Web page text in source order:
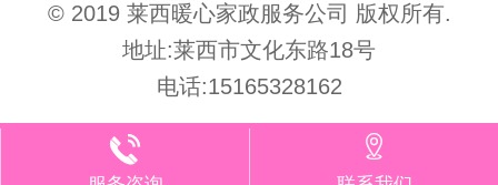
© 2019 莱西暖心家政服务公司 版权所有.
地址:莱西市文化东路18号
电话:15165328162